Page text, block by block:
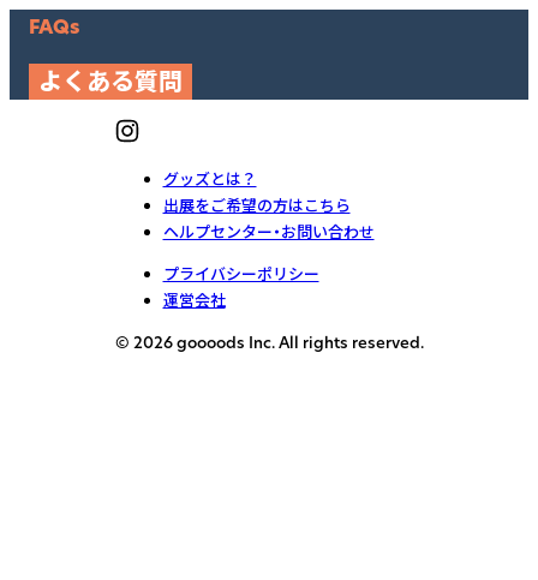
FAQs
よくある質問
グッズとは？
出展をご希望の方はこちら
ヘルプセンター・お問い合わせ
プライバシーポリシー
運営会社
© 2026 goooods Inc. All rights reserved.